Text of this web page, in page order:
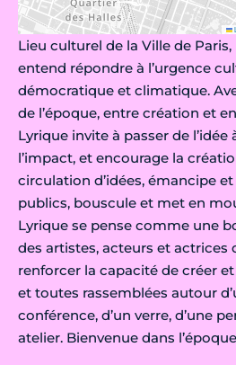
Lieu culturel de la Ville de
entend répondre à l’urgence
démocratique et climatique.
de l’époque, entre création et
Lyrique invite à passer de l’idée
l’impact, et encourage la
circulation d’idées, émancipe
publics, bouscule et met en
Lyrique se pense comme une
des artistes, acteurs et
renforcer la capacité de créer
et toutes rassemblées autour
conférence, d’un verre, d’une
atelier. Bienvenue dans